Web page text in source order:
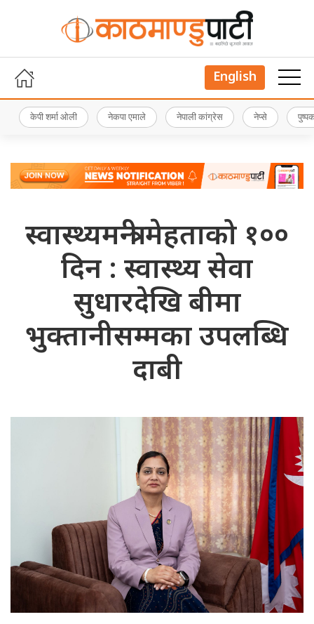
English
केपी शर्मा ओली नेकपा एमाले नेपाली कांग्रेस नेप्से
स्वास्थ्यमन्त्री मेहताको १००
दिन : स्वास्थ्य सेवा
सुधारदेखि बीमा
भुक्तानीसम्मका उपलब्धि
दाबी